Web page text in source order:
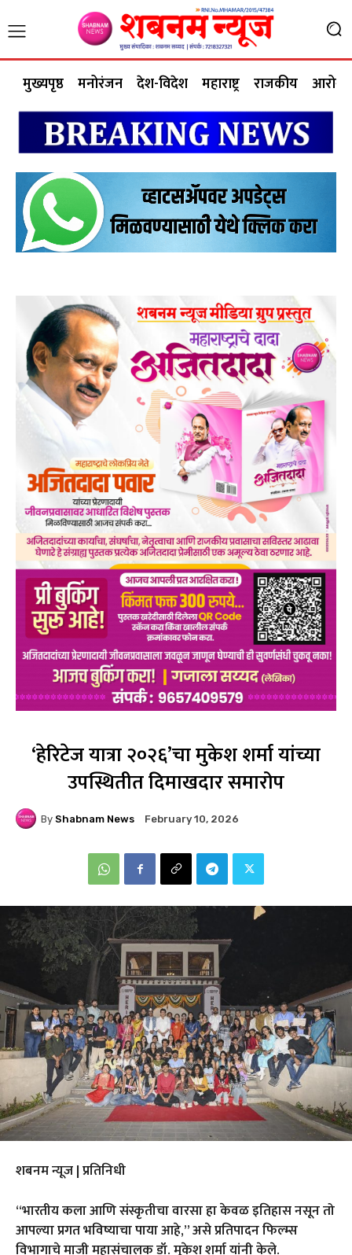
मुख्यपृष्ठ मनोरंजन देश-विदेश महाराष्ट्र राजकीय आरोग्य
‘हेरिटेज यात्रा २०२६’चा मुकेश शर्मा यांच्या
उपस्थितीत दिमाखदार समारोप
By Shabnam News February 10, 2026
शबनम न्यूज | प्रतिनिधी
“भारतीय कला आणि संस्कृतीचा वारसा हा केवळ इतिहास नसून तो
आपल्या प्रगत भविष्याचा पाया आहे,” असे प्रतिपादन फिल्म्स
विभागाचे माजी महासंचालक डॉ. मुकेश शर्मा यांनी केले.